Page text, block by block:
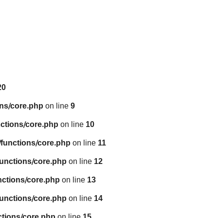
core.php on line 9
core.php on line 10
core.php on line 11
core.php on line 12
core.php on line 13
core.php on line 14